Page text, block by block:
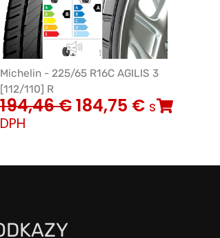
Michelin - 225/65 R16C AGILIS 3
[112/110] R
194,46€184,75 € s
DPH